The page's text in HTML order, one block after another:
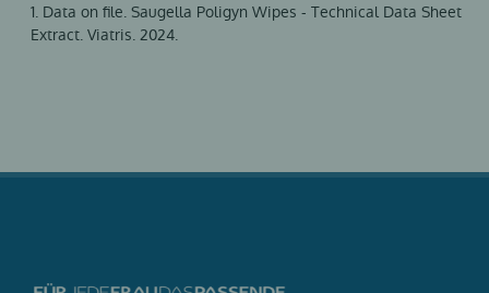
1. Data on file. Saugella Poligyn Wipes - Technical Data Sheet
Extract. Viatris. 2024.